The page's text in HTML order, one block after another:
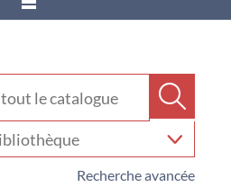
???
Recherche avancée